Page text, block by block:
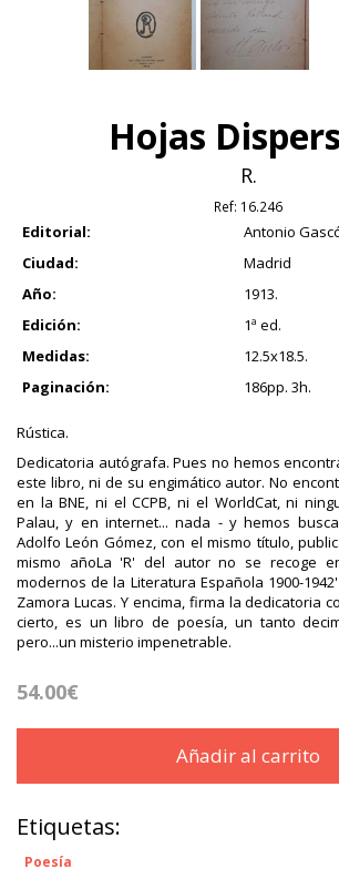
Hojas
R.
Ref: 16.246
Editorial:
Antonio
Ciudad:
Madrid
Año:
1913.
Edición:
1ª ed.
Medidas:
12.5x18.5.
Paginación:
186pp. 3h.
Rústica.
Dedicatoria autógrafa. Pues no hemos
este libro, ni de su engimático autor. No
en la BNE, ni el CCPB, ni el WorldCat, ni
Palau, y en internet... nada - y hemos
Adolfo León Gómez, con el mismo título,
mismo añoLa 'R' del autor no se recoge
modernos de la Literatura Española 1900-
Zamora Lucas. Y encima, firma la dedicatoria
cierto, es un libro de poesía, un tanto
pero...un misterio impenetrable.
54.00€
Añadir al carrito
Etiquetas:
Poesía